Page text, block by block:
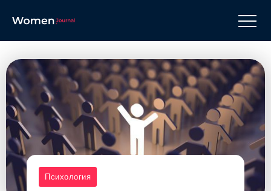
Психология